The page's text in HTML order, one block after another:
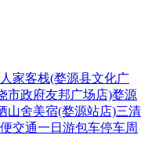
家客栈(婺源县文化广
市政府友邦广场店)婺源
山舍美宿(婺源站店)三清
交通一日游包车停车周